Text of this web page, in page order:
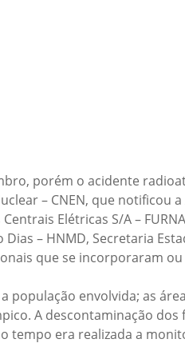
porém o acidente
– CNEN, que notificou
Elétricas S/A –
– HNMD, Secretaria
que se incorporaram ou
envolvida; as
A descontaminação
tempo era realizada a